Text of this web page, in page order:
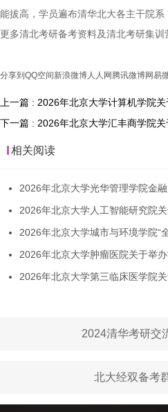
能拔高，学员遍布清华北大各主干院系
更多清北考研备考资料及清北考研集训
分享到 QQ空间 新浪微博人人网 腾讯微博网易
上一篇 : 2026年北京大学计算机学院
下一篇 : 2026年北京大学汇丰商学院
相关阅读
2026年北京大学光华管理学院金
2026年北京大学人工智能研究院
2026年北京大学城市与环境学院“
2026年北京大学肿瘤医院关于举
2026年北京大学第三临床医学院
2024清华考研交
北大经双备考